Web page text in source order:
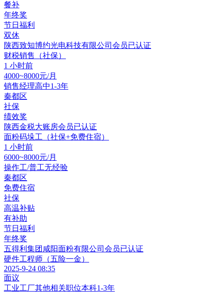
餐补
年终奖
节日福利
双休
陕西致知博约光电科技有限公司 会员已认证
财税销售（社保）
1 小时前
4000~8000元/月
销售经理高中1-3年
秦都区
社保
绩效奖
陕西金税大账房会员已认证
面粉码垛工（社保+免费住宿）
1 小时前
6000~8000元/月
操作工/普工无经验
秦都区
免费住宿
社保
高温补贴
有补助
节日福利
年终奖
五得利集团咸阳面粉有限公司 会员已认证
硬件工程师（五险一金）
2025-9-24 08:35
面议
工业工厂其他相关职位本科1-3年